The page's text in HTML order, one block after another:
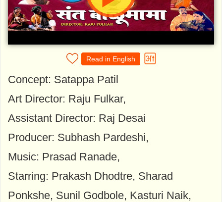
Read in English
Concept: Satappa Patil
Art Director: Raju Fulkar,
Assistant Director: Raj Desai
Producer: Subhash Pardeshi,
Music: Prasad Ranade,
Starring: Prakash Dhodtre, Sharad
Ponkshe, Sunil Godbole, Kasturi Naik,